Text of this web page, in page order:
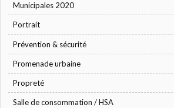
Municipales 2020
Portrait
Prévention & sécurité
Promenade urbaine
Propreté
Salle de consommation / HSA